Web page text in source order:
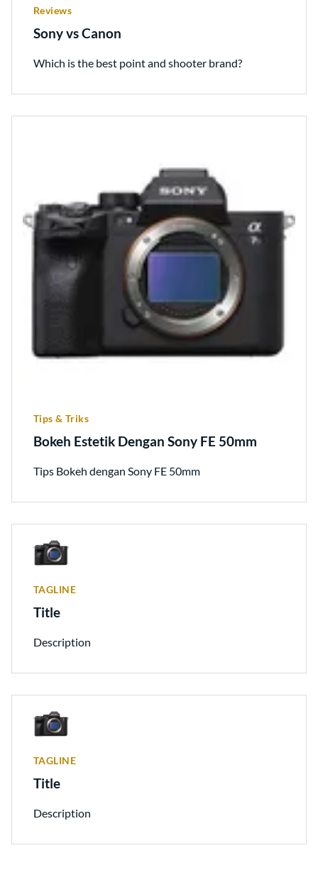
Reviews
Sony vs Canon
Which is the best point and shooter brand?
Tips & Triks
Bokeh Estetik Dengan Sony FE 50mm
Tips Bokeh dengan Sony FE 50mm
TAGLINE
Title
Description
TAGLINE
Title
Description